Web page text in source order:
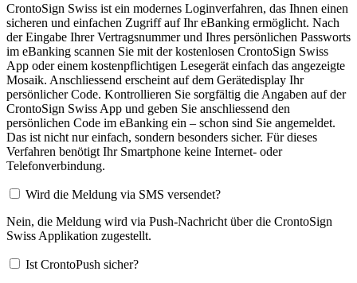
CrontoSign Swiss ist ein modernes Loginverfahren, das Ihnen einen
sicheren und einfachen Zugriff auf Ihr eBanking ermöglicht. Nach
der Eingabe Ihrer Vertragsnummer und Ihres persönlichen Passworts
im eBanking scannen Sie mit der kostenlosen CrontoSign Swiss
App oder einem kostenpflichtigen Lesegerät einfach das angezeigte
Mosaik. Anschliessend erscheint auf dem Gerätedisplay Ihr
persönlicher Code. Kontrollieren Sie sorgfältig die Angaben auf der
CrontoSign Swiss App und geben Sie anschliessend den
persönlichen Code im eBanking ein – schon sind Sie angemeldet.
Das ist nicht nur einfach, sondern besonders sicher. Für dieses
Verfahren benötigt Ihr Smartphone keine Internet- oder
Telefonverbindung.
Wird die Meldung via SMS versendet?
Nein, die Meldung wird via Push-Nachricht über die CrontoSign
Swiss Applikation zugestellt.
Ist CrontoPush sicher?